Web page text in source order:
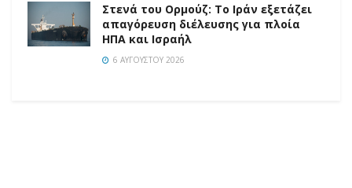
Στενά του Ορμούζ: Το Ιράν εξετάζει
απαγόρευση διέλευσης για πλοία
ΗΠΑ και Ισραήλ
6 ΑΥΓΟΎΣΤΟΥ 2026